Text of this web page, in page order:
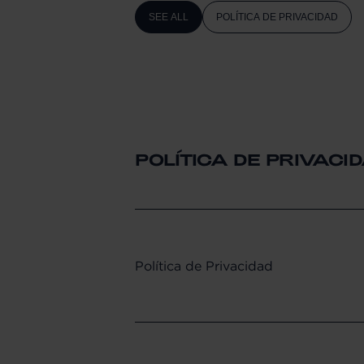
SEE ALL POLÍTICA DE PRIVACIDAD
POLÍTICA DE
Política de Privacidad